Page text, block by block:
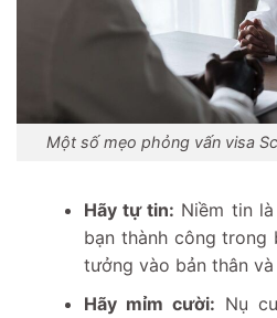
Một số mẹo phỏng vấn visa
Hãy tự tin: Niềm tin
bạn thành công trong
tưởng vào bản thân
Hãy mỉm cười: Nụ